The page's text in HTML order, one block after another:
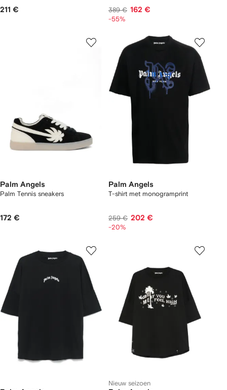
211 € 389 € 162 €
-55%
Palm Angels
Palm Tennis sneakers
172 €
Palm Angels
T-shirt met monogramprint
259 € 202 €
-20%
Nieuw seizoen